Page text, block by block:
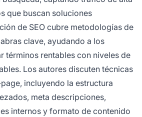
que buscan soluciones
de SEO cubre metodologías de
clave, ayudando a los
términos rentables con niveles de
Los autores discuten técnicas
incluyendo la estructura
meta descripciones,
internos y formato de contenido